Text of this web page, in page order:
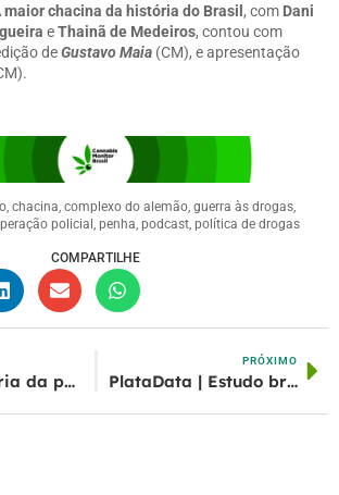
maior chacina da história do Brasil , com Dani
eThainã de Medeiros, contou com
deGustavo Maia (CM), e apresentação
chacina complexo do alemão guerra às drogas
policial penha podcast política de drogas
COMPARTILHE
CONAD: Vitória da participação social na formulação de novas diretrizes para a Política de Drogas
PRÓXIMO
PlataData | Estudo brasileiro mostra que extrato de cannabis artesanal é efetivo para tratar dor crônica em mulheres